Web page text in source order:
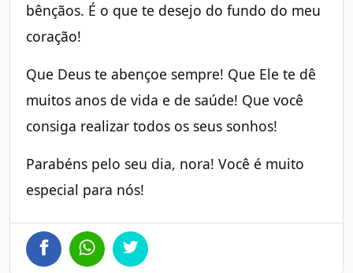
bênçãos. É o que te desejo do fundo do meu
coração!
Que Deus te abençoe sempre! Que Ele te dê
muitos anos de vida e de saúde! Que você
consiga realizar todos os seus sonhos!
Parabéns pelo seu dia, nora! Você é muito
especial para nós!